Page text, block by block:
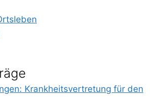
Krankheitsvertretung für den